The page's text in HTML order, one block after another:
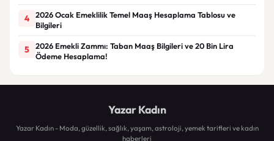
4
2026 Ocak Emeklilik Temel Maaş Hesaplama Tablosu ve
Bilgileri
5
2026 Emekli Zammı: Taban Maaş Bilgileri ve 20 Bin Lira
Ödeme Hesaplama!
Yazar Kadın
Yazar Kadın - Moda, güzellik, sağlık, yaşam, astroloji, yemek tarifleri ve kadın
haberleri